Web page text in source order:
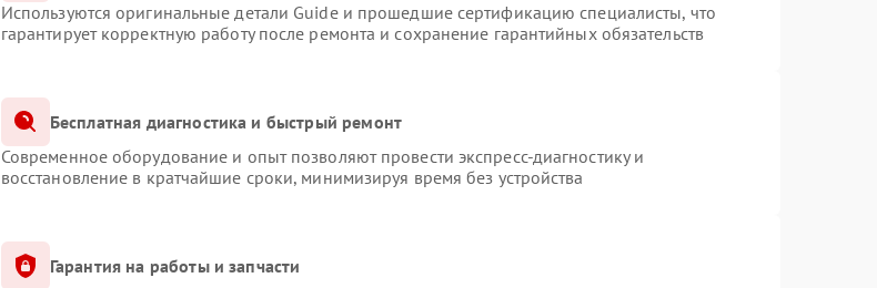
Используются оригинальные детали Guide и прошедшие сертификацию специалисты, что
гарантирует корректную работу после ремонта и сохранение гарантийных обязательств
Бесплатная диагностика и быстрый ремонт
Современное оборудование и опыт позволяют провести экспресс-диагностику и
восстановление в кратчайшие сроки, минимизируя время без устройства
Гарантия на работы и запчасти